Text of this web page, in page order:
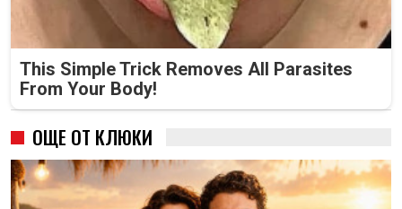
This Simple Trick Removes All Parasites
From Your Body!
ОЩЕ ОТ КЛЮКИ